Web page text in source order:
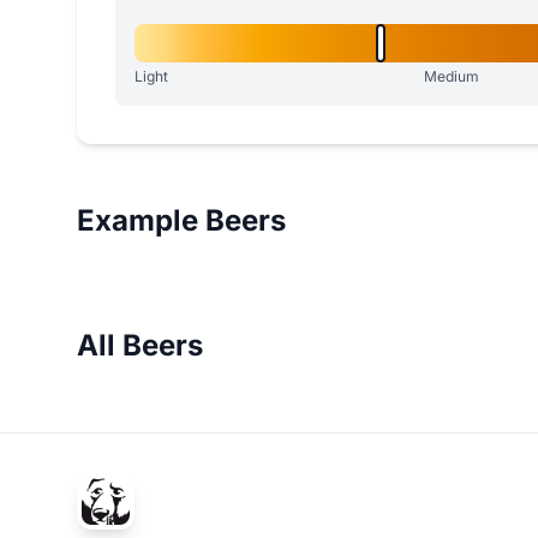
Light Medium
Example Beers
All Beers